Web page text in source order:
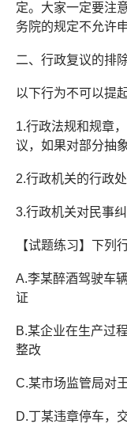
定。大家一定要注
务院的规定不允许
二、行政复议的排
以下行为不可以提
1.行政法规和规章
议，如果对部分抽
2.行政机关的行政
3.行政机关对民事
【试题练习】下列
A.李某醉酒驾驶车
证
B.某企业在生产过
整改
C.某市场监管局对
D.丁某违章停车，